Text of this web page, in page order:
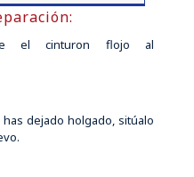
el cinturon flojo al
dejado holgado, sitúalo